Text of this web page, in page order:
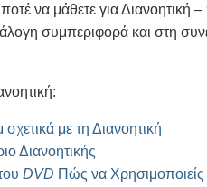
να μάθετε για Διανοητική
συμπεριφορά και στη
με τη Διανοητική
Διανοητικής
DVD Πώς να Χρησιμοποιείς